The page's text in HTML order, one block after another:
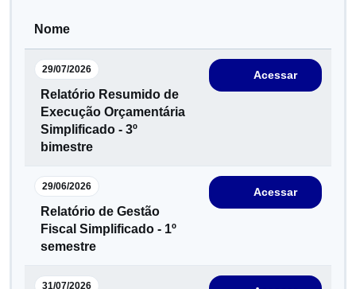
Nome
29/07/2026
Relatório Resumido de
Execução Orçamentária
Simplificado - 3º
bimestre
Acessar
29/06/2026
Relatório de Gestão
Fiscal Simplificado - 1º
semestre
Acessar
31/07/2026